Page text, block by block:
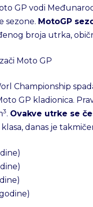
GP vodi
sezone. MotoGP
broja utrka,
Moto GP
Championship
GP kladionica.
3. Ovakve utrke se
danas je